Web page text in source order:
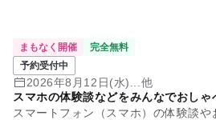
まもなく開催
完全無料
予約受付中
2026年8月12日(水)...他
スマホの体験談などをみんなでおしゃ
スマートフォン（スマホ）の体験談